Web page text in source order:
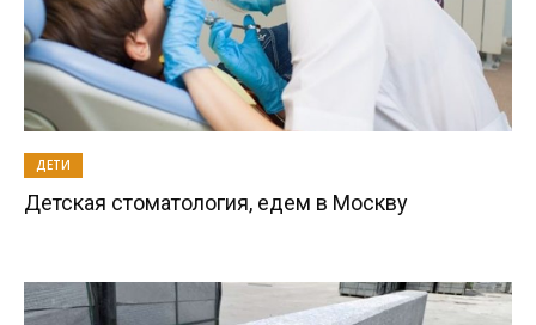
ДЕТИ
Детская стоматология, едем в Москву